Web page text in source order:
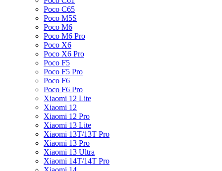
Poco C65
Poco M5S
Poco M6
Poco M6 Pro
Poco X6
Poco X6 Pro
Poco F5
Poco F5 Pro
Poco F6
Poco F6 Pro
Xiaomi 12 Lite
Xiaomi 12
Xiaomi 12 Pro
Xiaomi 13 Lite
Xiaomi 13T/13T Pro
Xiaomi 13 Pro
Xiaomi 13 Ultra
Xiaomi 14T/14T Pro